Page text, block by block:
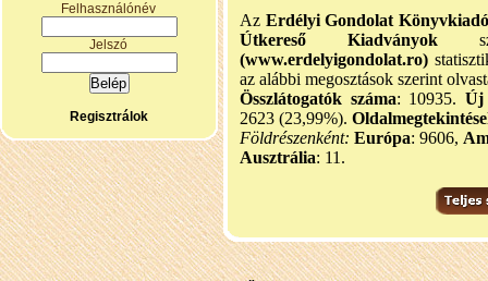
Felhasználónév
Jelszó
Regisztrálok
Az Erdélyi Gondolat
Útkereső Kiadványok
(www.erdelyigondolat.ro)
az alábbi megosztások szerint
Összlátogatók száma: 10935. Új
2623 (23,99%).
Földrészenként: Európa: 9606,
Ausztrália: 11.